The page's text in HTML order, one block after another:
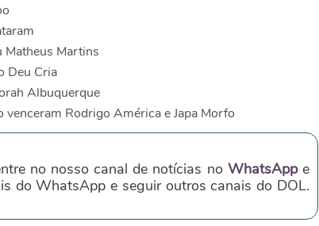
Matheus Martins
Deu Cria
Albuquerque
Rodrigo América e Japa Morfo
no nosso canal de notícias no WhatsAppe
do WhatsApp e seguir outros canais do DOL.